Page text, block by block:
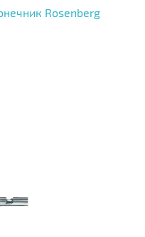
Rosenberg